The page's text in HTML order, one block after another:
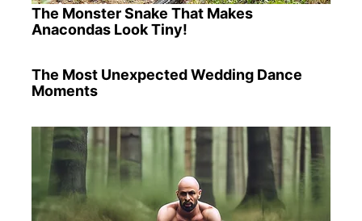
The Monster Snake That Makes
Anacondas Look Tiny!
The Most Unexpected Wedding Dance
Moments